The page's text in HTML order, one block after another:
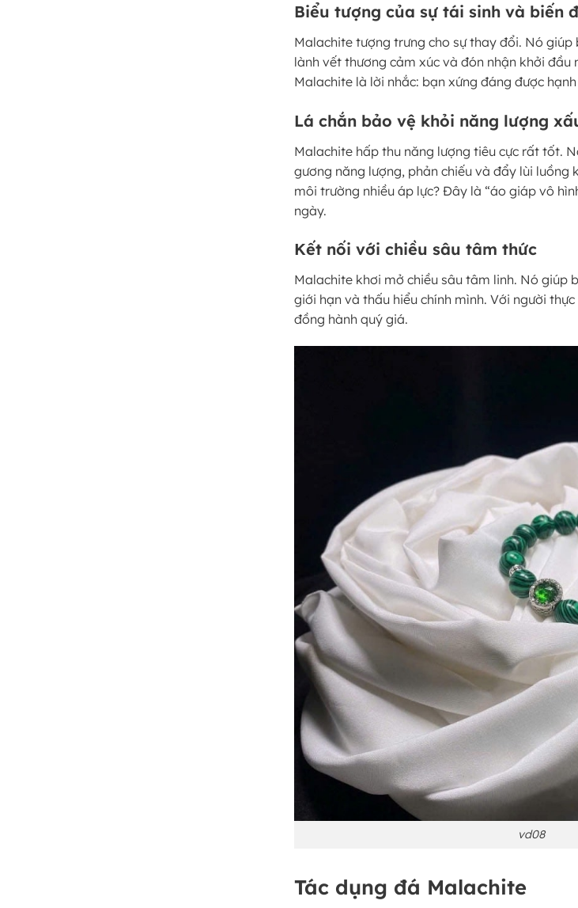
Biểu tượng của sự tái sinh và biến
Malachite tượng trưng cho sự thay đổi. Nó giúp
lành vết thương cảm xúc và đón nhận khởi đầu
Malachite là lời nhắc: bạn xứng đáng được
Lá chắn bảo vệ khỏi năng lượng
Malachite hấp thu năng lượng tiêu cực rất tốt.
gương năng lượng, phản chiếu và đẩy lùi luồng
môi trường nhiều áp lực? Đây là “áo giáp vô
ngày.
Kết nối với chiều sâu tâm thức
Malachite khơi mở chiều sâu tâm linh. Nó giúp
giới hạn và thấu hiểu chính mình. Với người
đồng hành quý giá.
vd08
Tác dụng đá Malachite